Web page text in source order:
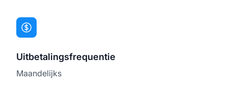
Uitbetalingsfrequentie
Maandelijks